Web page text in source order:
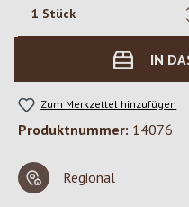
IN
Zum Merkzettel hinzufügen
Produktnummer: 14076
Regional